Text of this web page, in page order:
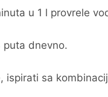
u 1 l provrele
dnevno.
ispirati sa